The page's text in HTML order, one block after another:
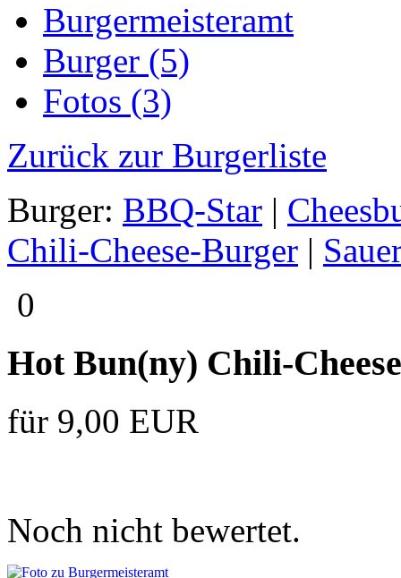
Burgermeisteramt
Burger (5)
Fotos (3)
Zurück zur Burgerliste
Burger: BBQ-Star |
Chili-Cheese-Burger |
0
Hot Bun(ny) Chili-
für 9,00 EUR
Noch nicht bewertet.